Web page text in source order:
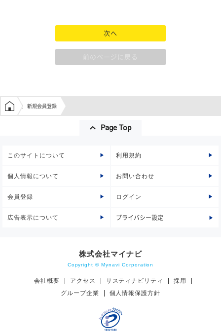
次へ
前のページに戻る
学生の窓口トップ
新規会員登録
Page Top
このサイトについて 利用規約
個人情報について お問い合わせ
会員登録 ログイン
広告表示について プライバシー設定
株式会社マイナビ
Copyright © Mynavi Corporation
会社概要 アクセス サスティナビリティ
採用
グループ企業
個人情報保護方針